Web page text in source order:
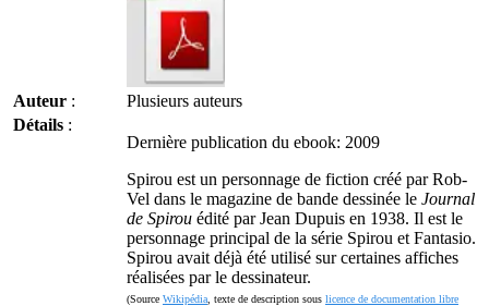
Auteur :
Plusieurs auteurs
Détails :
Dernière publication du ebook: 2009
Spirou est un personnage de fiction créé par Rob-
Vel dans le magazine de bande dessinée le Journal
de Spirou édité par Jean Dupuis en 1938. Il est le
personnage principal de la série Spirou et Fantasio.
Spirou avait déjà été utilisé sur certaines affiches
réalisées par le dessinateur.
(Source Wikipédia , texte de description sous licence de documentation libre